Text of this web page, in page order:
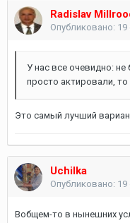
Radislav
Опубликовано: 19
У нас все очевидно:
просто актировали,
Это самый лучший
Uchilka
Опубликовано: 19
Вобщем-то в нынешних